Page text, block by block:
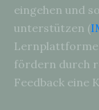
eingehen und
unterstützen (
fördern durch
Feedback eine